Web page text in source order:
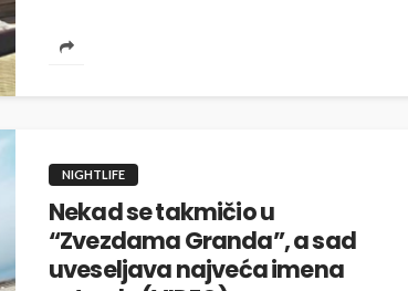
NIGHTLIFE
Nekad se takmičio u
“Zvezdama Granda”, a sad
uveseljava najveća imena